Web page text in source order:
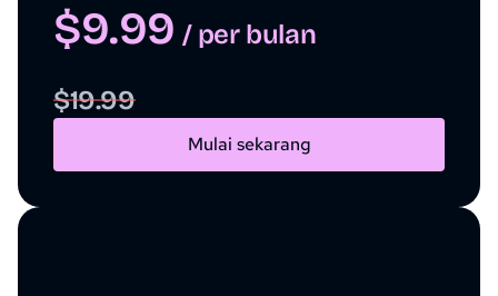
$9.99 / per bulan
$19.99
Mulai sekarang